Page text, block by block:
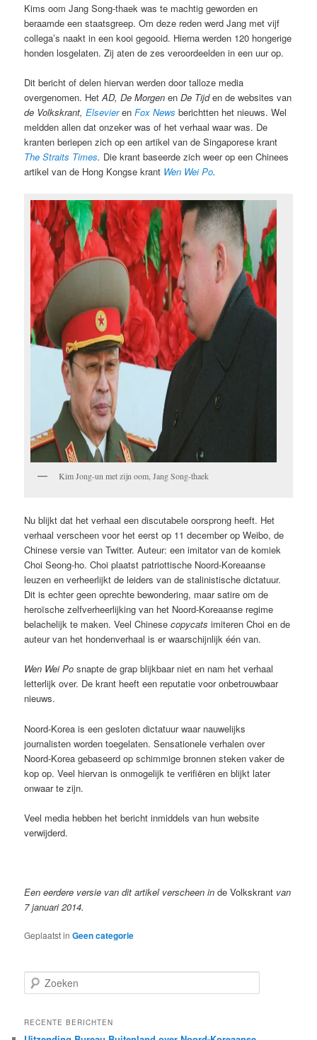
Kims oom Jang Song-thaek was te machtig geworden en
beraamde een staatsgreep. Om deze reden werd Jang met vijf
collega’s naakt in een kooi gegooid. Hierna werden 120 hongerige
honden losgelaten. Zij aten de zes veroordeelden in een uur op.
Dit bericht of delen hiervan werden door talloze media
overgenomen. HetAD, De MorgenenDe Tijden de websites van
de Volkskrant, ElsevierenFox News berichtten het nieuws. Wel
meldden allen dat onzeker was of het verhaal waar was. De
kranten beriepen zich op een artikel van de Singaporese krant
The Straits Times. Die krant baseerde zich weer op een Chinees
artikel van de Hong Kongse krant Wen Wei Po.
Kim Jong-un met zijn oom, Jang Song-thaek
Nu blijkt dat het verhaal een discutabele oorsprong heeft. Het
verhaal verscheen voor het eerst op 11 december op Weibo, de
Chinese versie van Twitter. Auteur: een imitator van de komiek
Choi Seong-ho. Choi plaatst patriottische Noord-Koreaanse
leuzen en verheerlijkt de leiders van de stalinistische dictatuur.
Dit is echter geen oprechte bewondering, maar satire om de
heroïsche zelfverheerlijking van het Noord-Koreaanse regime
belachelijk te maken. Veel Chinesecopycatsimiteren Choi en de
auteur van het hondenverhaal is er waarschijnlijk één van.
Wen Wei Posnapte de grap blijkbaar niet en nam het verhaal
letterlijk over. De krant heeft een reputatie voor onbetrouwbaar
nieuws.
Noord-Korea is een gesloten dictatuur waar nauwelijks
journalisten worden toegelaten. Sensationele verhalen over
Noord-Korea gebaseerd op schimmige bronnen steken vaker de
kop op. Veel hiervan is onmogelijk te verifiëren en blijkt later
onwaar te zijn.
Veel media hebben het bericht inmiddels van hun website
verwijderd.
Een eerdere versie van dit artikel verscheen inde Volkskrant van
7 januari 2014.
Geplaatst in Geen categorie
o
k
RECENTE BERICHTEN